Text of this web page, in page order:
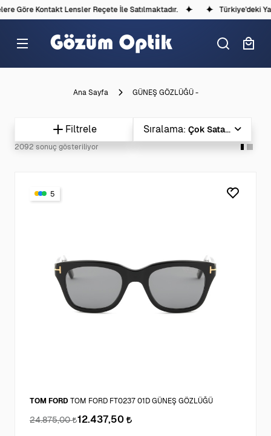
Kontakt Lensler Reçete İle Satılmaktadır. Türkiye'deki Yasal
Ana Sayfa GÜNEŞ GÖZLÜĞÜ -
Filtrele
2092 sonuç gösteriliyor
Sıralama Çok Satanlar
5
TOM FORD TOM FORD FT0237 01D GÜNEŞ GÖZLÜĞÜ
24.875,00 12.437,50